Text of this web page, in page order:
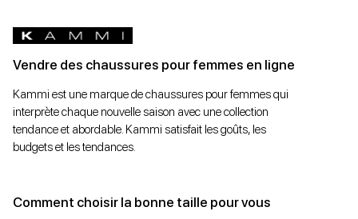
Vendre des chaussures pour femmes en ligne
Kammi est une marque de chaussures pour femmes qui
interprète chaque nouvelle saison avec une collection
tendance et abordable. Kammi satisfait les goûts, les
budgets et les tendances.
Comment choisir la bonne taille pour vous